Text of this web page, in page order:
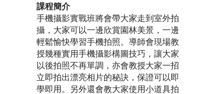
課程簡介
手機攝影實戰班將會帶大家走到室外拍
攝，大家可以一邊欣賞園林美景，一邊
輕鬆愉快學習手機拍照。導師會現場教
授幾種實用手機攝影構圖技巧，讓大家
以後拍照不再單調，亦會教授大家一招
立即拍出漂亮相片的秘訣，保證可以即
學即用。另外還會教大家使用小道具拍